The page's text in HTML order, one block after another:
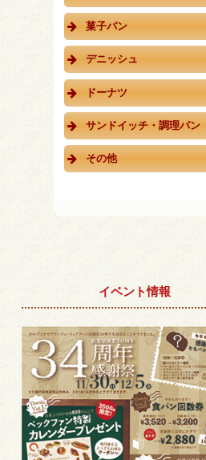
菓子パン
デニッシュ
ドーナツ
サンドイッチ・調理パン
その他
イベント情報